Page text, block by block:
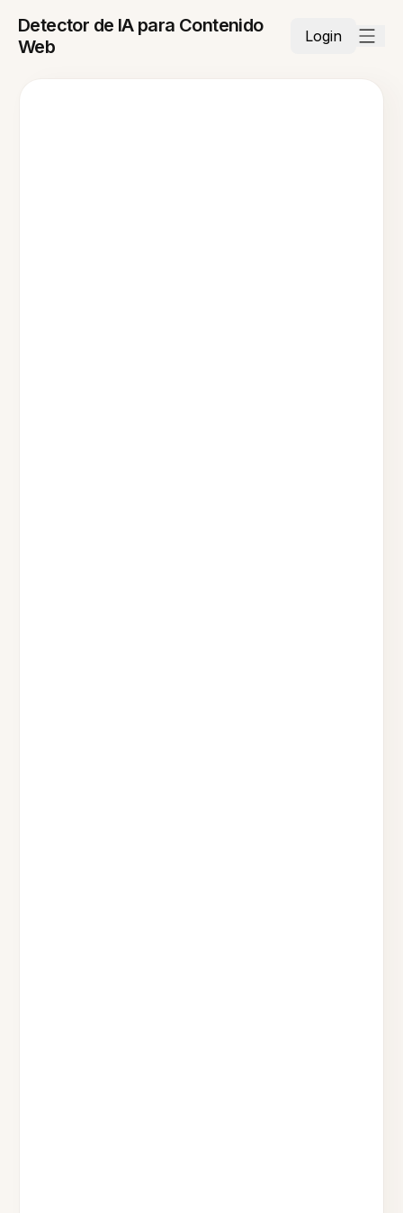
Detector de IA para Contenido
Web
Login